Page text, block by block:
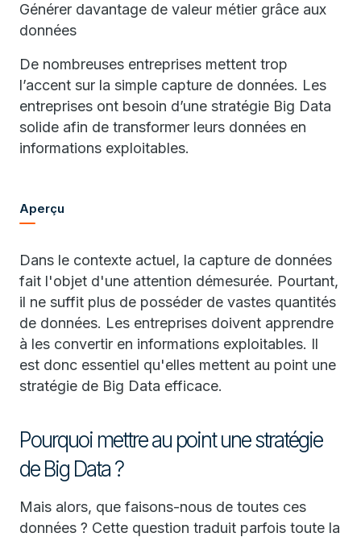
Générer davantage de valeur métier grâce aux
données
De nombreuses entreprises mettent trop
l’accent sur la simple capture de données. Les
entreprises ont besoin d’une stratégie Big Data
solide afin de transformer leurs données en
informations exploitables.
Aperçu
Dans le contexte actuel, la capture de données
fait l'objet d'une attention démesurée. Pourtant,
il ne suffit plus de posséder de vastes quantités
de données. Les entreprises doivent apprendre
à les convertir en informations exploitables. Il
est donc essentiel qu'elles mettent au point une
stratégie de Big Data efficace.
Pourquoi mettre au point une stratégie
de Big Data ?
Mais alors, que faisons-nous de toutes ces
données ? Cette question traduit parfois toute la